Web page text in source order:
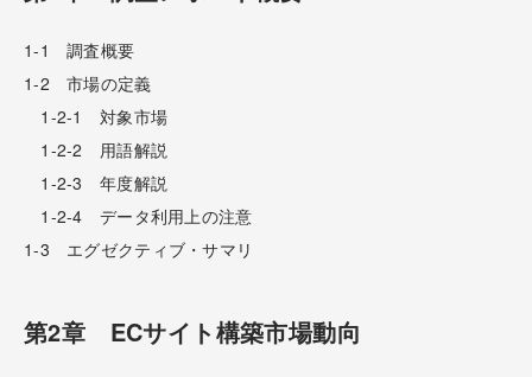
1-1 調査概要
1-2 市場の定義
1-2-1 対象市場
1-2-2 用語解説
1-2-3 年度解説
1-2-4 データ利用上の注意
1-3 エグゼクティブ・サマリ
第2章 ECサイト構築市場動向